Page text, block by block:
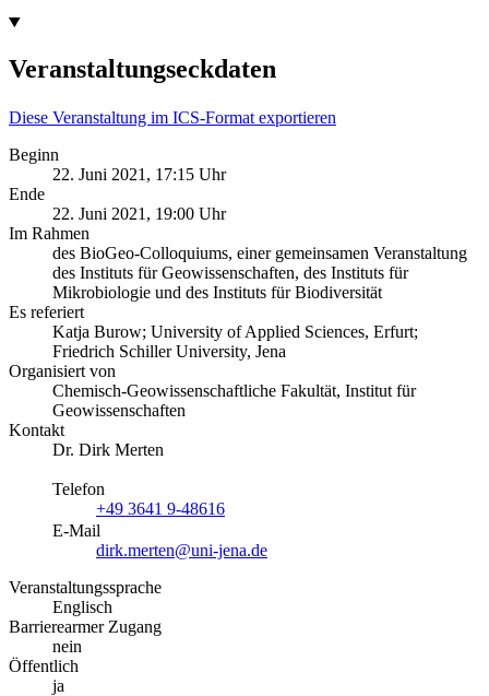
Veranstaltungseckdaten
Diese Veranstaltung im ICS-Format exportieren
Beginn
22. Juni 2021, 17:15 Uhr
Ende
22. Juni 2021, 19:00 Uhr
Im Rahmen
des BioGeo-Colloquiums, einer gemeinsamen Veranstaltung
des Instituts für Geowissenschaften, des Instituts für
Mikrobiologie und des Instituts für Biodiversität
Es referiert
Katja Burow; University of Applied Sciences, Erfurt;
Friedrich Schiller University, Jena
Organisiert von
Chemisch-Geowissenschaftliche Fakultät, Institut für
Geowissenschaften
Kontakt
Dr. Dirk Merten
Telefon
+49 3641 9-48616
E-Mail
dirk.merten@uni-jena.de
Veranstaltungssprache
Englisch
Barrierearmer Zugang
nein
Öffentlich
ja